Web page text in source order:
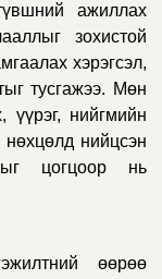
ажиллах
зохистой
хэрэгсэл,
тусгажээ. Мөн
үүрэг, нийгмийн
нийцсэн
цогцоор нь
өөрөө